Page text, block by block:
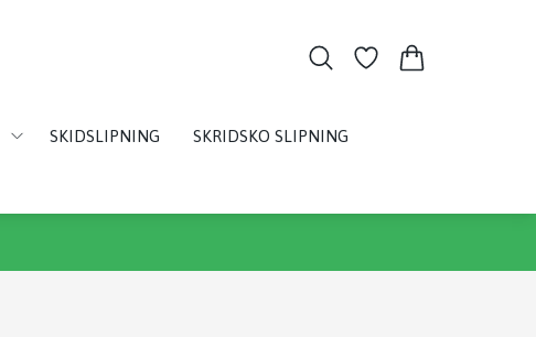
SKIDSLIPNING SKRIDSKO SLIPNING